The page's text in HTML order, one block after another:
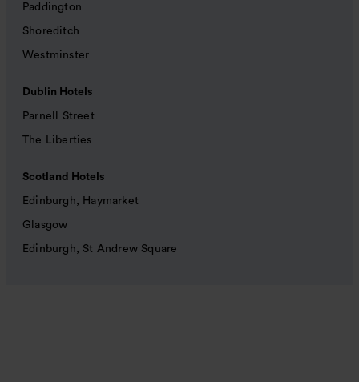
Paddington
Shoreditch
Westminster
Dublin Hotels
Parnell Street
The Liberties
Scotland Hotels
Edinburgh, Haymarket
Glasgow
Edinburgh, St Andrew Square